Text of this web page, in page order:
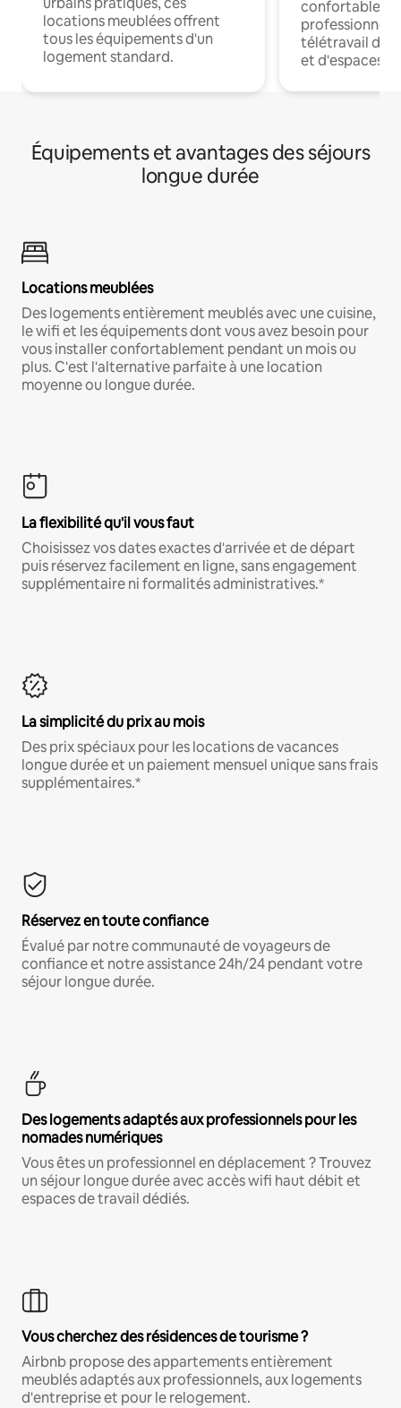
locations meublées offrent
tous les équipements d'un
logement standard.
confortables
professionnels
télétravail
et d'espaces
Équipements et avantages des séjours
longue durée
Locations meublées
Des logements entièrement meublés avec une cuisine,
le wifi et les équipements dont vous avez besoin pour
vous installer confortablement pendant un mois ou
plus. C'est l'alternative parfaite à une location
moyenne ou longue durée.
La flexibilité qu'il vous faut
Choisissez vos dates exactes d'arrivée et de départ
puis réservez facilement en ligne, sans engagement
supplémentaire ni formalités administratives.*
La simplicité du prix au mois
Des prix spéciaux pour les locations de vacances
longue durée et un paiement mensuel unique sans frais
supplémentaires.*
Réservez en toute confiance
Évalué par notre communauté de voyageurs de
confiance et notre assistance 24h/24 pendant votre
séjour longue durée.
Des logements adaptés aux professionnels pour les
nomades numériques
Vous êtes un professionnel en déplacement ? Trouvez
un séjour longue durée avec accès wifi haut débit et
espaces de travail dédiés.
Vous cherchez des résidences de tourisme ?
Airbnb propose des appartements entièrement
meublés adaptés aux professionnels, aux logements
d'entreprise et pour le relogement.